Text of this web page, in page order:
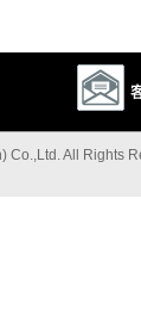
Co.,Ltd. All Rights